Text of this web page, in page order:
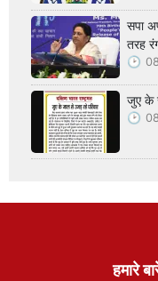
सपा
तरह
जुए के
हमारे